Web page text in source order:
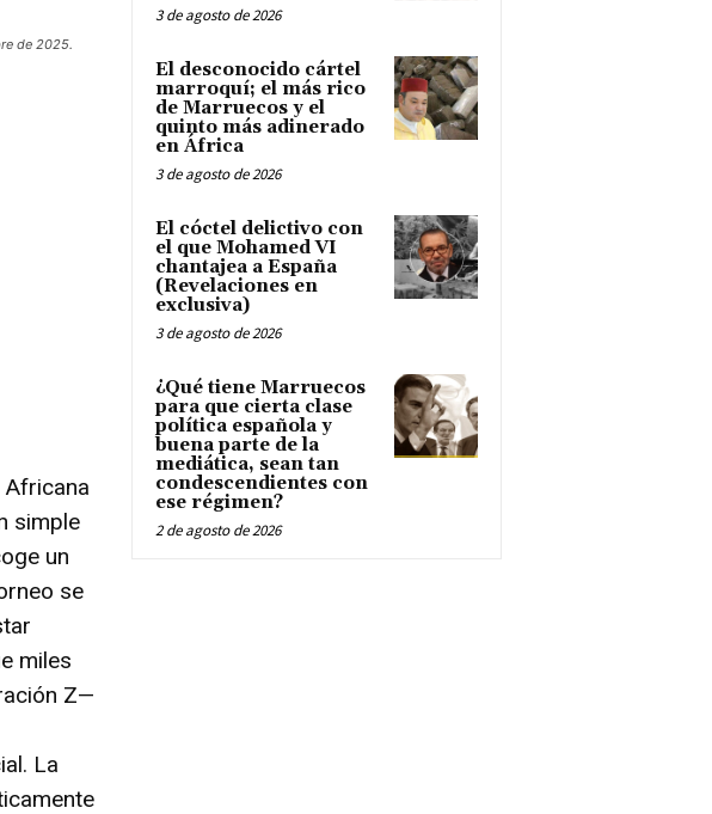
de 2025.
Africana
simple
un
se
miles
Z—
La
3 de agosto de 2026
El desconocido cártel
marroquí; el más rico
de Marruecos y el
quinto más adinerado
en África
3 de agosto de 2026
El cóctel delictivo con
el que Mohamed VI
chantajea a España
(Revelaciones en
exclusiva)
3 de agosto de 2026
¿Qué tiene Marruecos
para que cierta clase
política española y
buena parte de la
mediática, sean tan
condescendientes con
ese régimen?
2 de agosto de 2026